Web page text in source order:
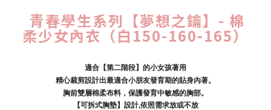
青春學生系列【夢想之鑰】- 棉
柔少女內衣（白150-160-165）
適合【第二階段】的小女孩著用
精心裁剪設計出最適合小朋友發育期的貼身內著。
胸前雙層棉柔布料，保護發育中敏感的胸部。
【可拆式胸墊】設計,依照需求放或不放